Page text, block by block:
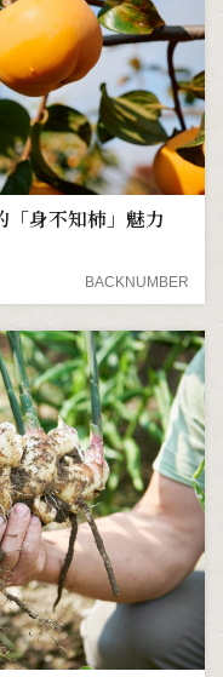
「身不知柿」魅力
BACKNUMBER